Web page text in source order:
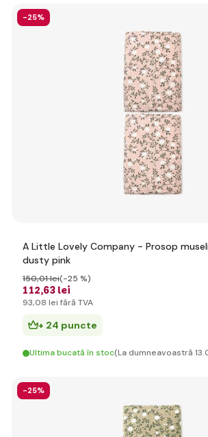
-25%
A Little Lovely Company - Prosop
dusty pink
112,63 lei
150,01 lei(-25 %)
93,08 lei fără TVA
+ 24 puncte
Ultima bucată în stoc(La dumneavoastră
-25%